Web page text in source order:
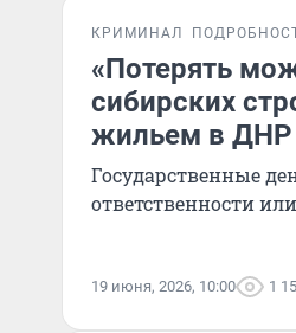
КРИМИНАЛ
«Потерять
сибирских
жильем в ДНР
Государственные
ответственности
19 июня, 2026, 10:00 1